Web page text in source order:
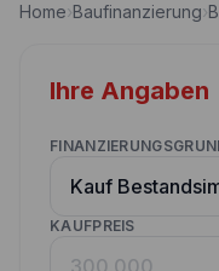
Partner werden
Websitetools
Unsere
Home›Baufinanzierung›
Ihre Angaben
KAUFPREIS